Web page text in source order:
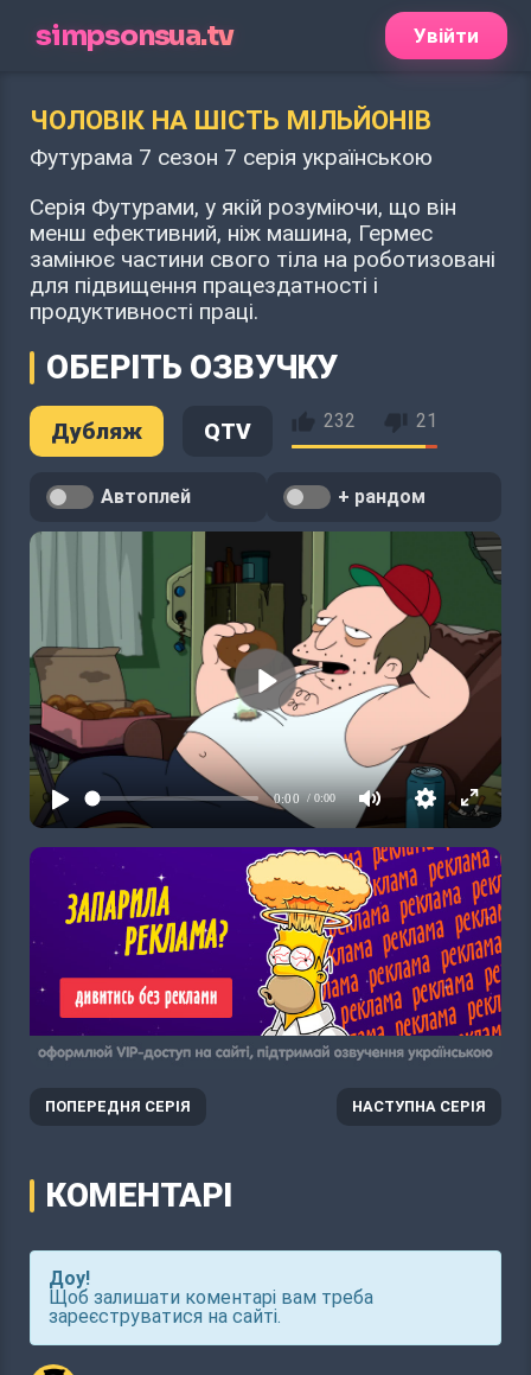
simpsonsua.tv Увійти
ЧОЛОВІК НА ШІСТЬ МІЛЬЙОНІВ
Футурама 7 сезон 7 серія українською
Серія Футурами, у якій розуміючи, що він
менш ефективний, ніж машина, Гермес
замінює частини свого тіла на роботизовані
для підвищення працездатності і
продуктивності праці.
ОБЕРІТЬ ОЗВУЧКУ
Дубляж QTV 232 21
Автоплей + рандом
ПОПЕРЕДНЯ СЕРІЯ НАСТУПНА СЕРІЯ
КОМЕНТАРІ
Доу!
Щоб залишати коментарі вам треба
зареєструватися на сайті.